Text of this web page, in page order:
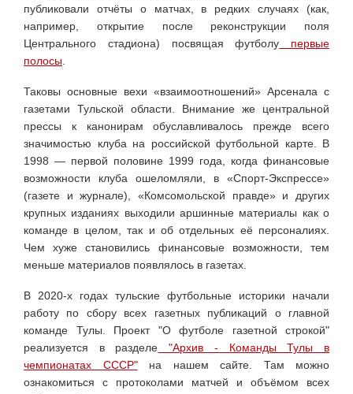
публиковали отчёты о матчах, в редких случаях (как,
например, открытие после реконструкции поля
Центрального стадиона) посвящая футболу первые
полосы
Таковы основные вехи «взаимоотношений» Арсенала с
газетами Тульской области. Внимание же центральной
прессы к канонирам обуславливалось прежде всего
значимостью клуба на российской футбольной карте. В
1998 — первой половине 1999 года, когда финансовые
возможности клуба ошеломляли, в «Спорт-Экспрессе»
(газете и журнале), «Комсомольской правде» и других
крупных изданиях выходили аршинные материалы как о
команде в целом, так и об отдельных её персоналиях.
Чем хуже становились финансовые возможности, тем
меньше материалов появлялось в газетах.
В 2020-х годах тульские футбольные историки начали
работу по сбору всех газетных публикаций о главной
команде Тулы. Проект "О футболе газетной строкой"
реализуется в разделе "Архив - Команды Тулы в
чемпионатах СССР"на нашем сайте. Там можно
ознакомиться с протоколами матчей и объёмом всех